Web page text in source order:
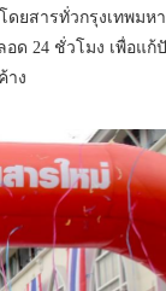
ดยสารทั่วกรุงเทพมห
ด 24 ชั่วโมง เพื่อแก้
าง